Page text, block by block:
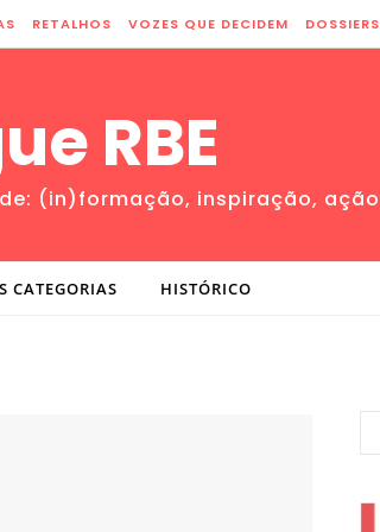
RETALHOS VOZES QUE DECIDEM DOSSIERS
RBE
(in)formação, inspiração, ação
CATEGORIAS HISTÓRICO